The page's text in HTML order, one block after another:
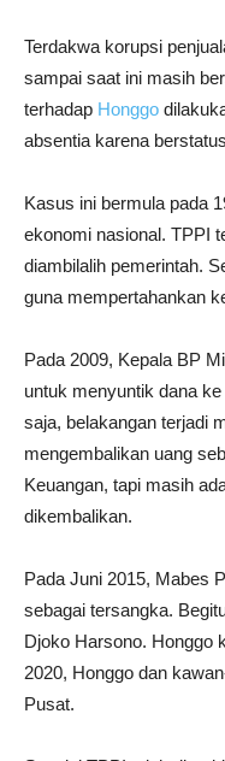
Terdakwa korupsi
sampai saat ini masih
terhadap Honggo
absentia karena
Kasus ini bermula pada
ekonomi nasional. TPPI
diambilalih pemerintah.
guna mempertahankan
Pada 2009, Kepala BP
untuk menyuntik dana ke
saja, belakangan terjadi
mengembalikan uang
Keuangan, tapi masih
dikembalikan.
Pada Juni 2015, Mabes
sebagai tersangka.
Djoko Harsono. Honggo
2020, Honggo dan
Pusat.